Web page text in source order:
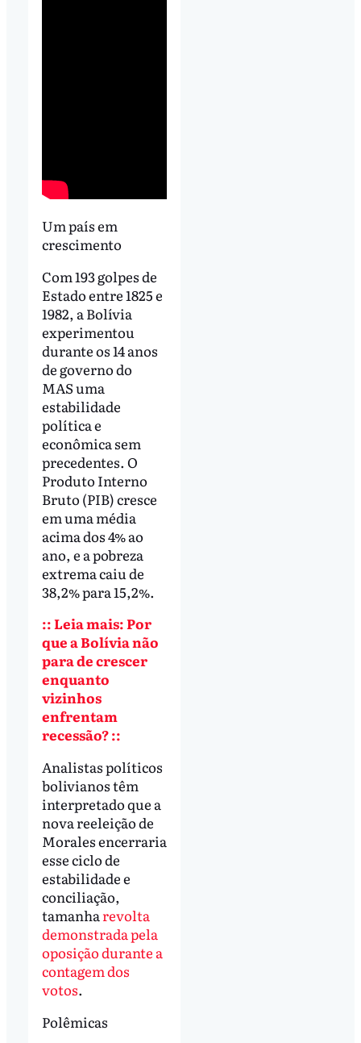
Um país em
crescimento
Com 193 golpes de
Estado entre 1825 e
1982, a Bolívia
experimentou
durante os 14 anos
de governo do
MAS uma
estabilidade
política e
econômica sem
precedentes. O
Produto Interno
Bruto (PIB) cresce
em uma média
acima dos 4% ao
ano, e a pobreza
extrema caiu de
38,2% para 15,2%.
:: Leia mais: Por
que a Bolívia não
para de crescer
enquanto
vizinhos
enfrentam
recessão? ::
Analistas políticos
bolivianos têm
interpretado que a
nova reeleição de
Morales encerraria
esse ciclo de
estabilidade e
conciliação,
tamanharevolta
demonstrada pela
oposição durante a
contagem dos
votos.
Polêmicas